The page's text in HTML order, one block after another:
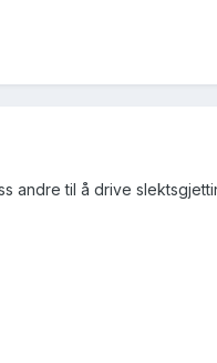
andre til å drive